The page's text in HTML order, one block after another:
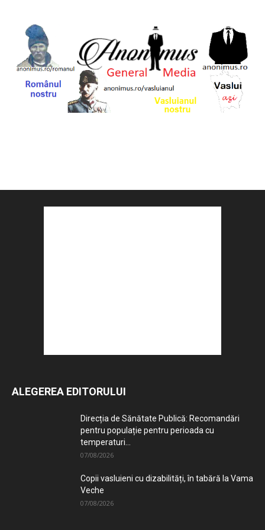
ALEGEREA EDITORULUI
Direcția de Sănătate Publică: Recomandări
pentru populație pentru perioada cu
temperaturi...
07/08/2026
Copii vasluieni cu dizabilități, în tabără la Vama
Veche
07/08/2026